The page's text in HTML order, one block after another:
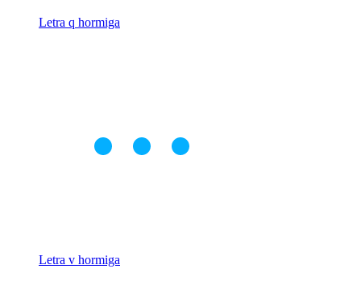
Letra q hormiga
Letra v hormiga